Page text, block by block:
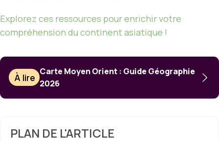
Explorez ces ressources pour enrichir votre
compréhension du continent asiatique !
À lire
Carte Moyen Orient : Guide Géographie
2026
PLAN DE L'ARTICLE